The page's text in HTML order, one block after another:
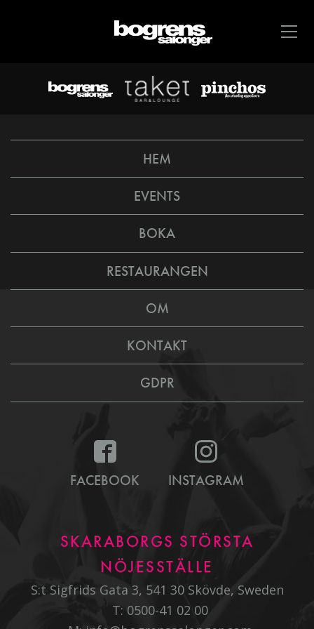
HEM
EVENTS
BOKA
RESTAURANGEN
OM
KONTAKT
GDPR
FACEBOOK INSTAGRAM
SKARABORGS STÖRSTA
NÖJESSTÄLLE
S:t Sigfrids Gata 3, 541 30 Skövde, Sweden
T: 0500-41 02 00